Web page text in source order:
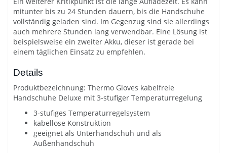
mitunter bis zu 24 Stunden dauern, bis die Handschuhe
vollständig geladen sind. Im Gegenzug sind sie allerdings
auch mehrere Stunden lang verwendbar. Eine Lösung ist
beispielsweise ein zweiter Akku, dieser ist gerade bei
einem täglichen Einsatz zu empfehlen.
Details
Produktbezeichnung: Thermo Gloves kabelfreie
Handschuhe Deluxe mit 3-stufiger Temperaturregelung
3-stufiges Temperaturregelsystem
kabellose Konstruktion
geeignet als Unterhandschuh und als
Außenhandschuh